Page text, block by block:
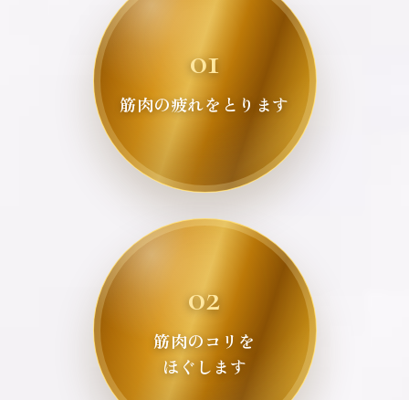
01
筋肉の疲れをとります
02
筋肉のコリを
ほぐします